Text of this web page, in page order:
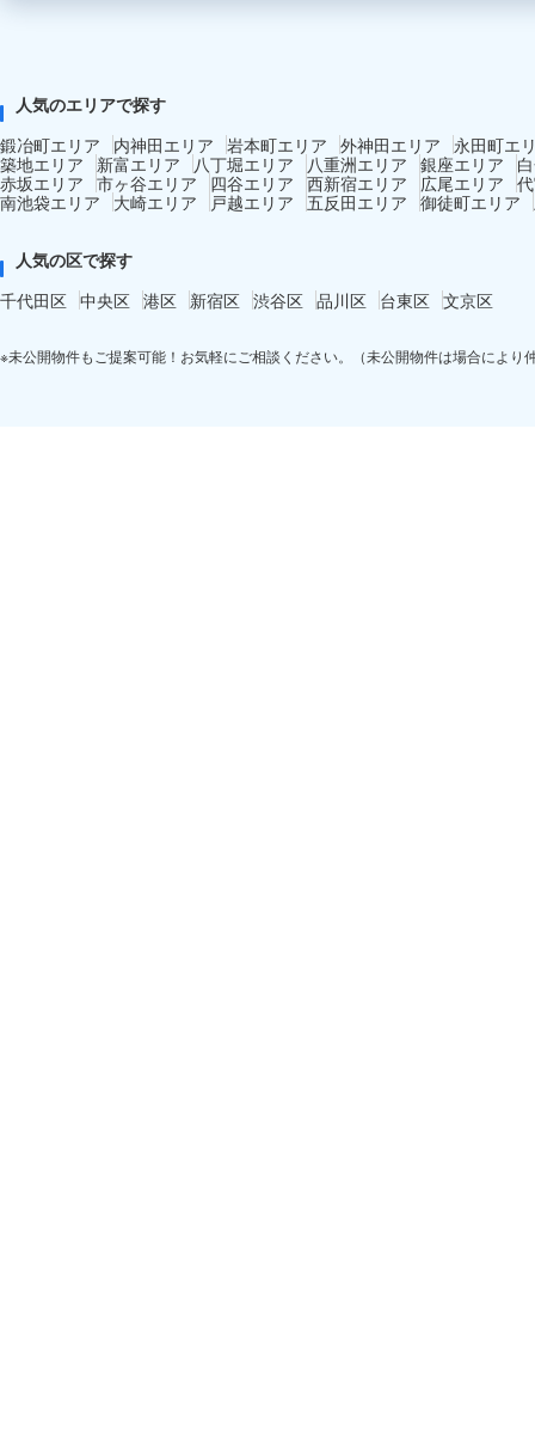
人気のエリアで探す
鍛冶町エリア
内神田エリア 岩本町エリア 外神田エリア
永田町エ
築地エリア
新富エリア 八丁堀エリア 八重洲エリア 銀座エリア
赤坂エリア 市ヶ谷エリア 四谷エリア 西新宿エリア 広尾エリア
南池袋エリア
大崎エリア 戸越エリア 五反田エリア 御徒町エリア
人気の区で探す
千代田区 中央区 港区 新宿区 渋谷区 品川区 台東区 文京区
※未公開物件もご提案可能！お気軽にご相談ください。（未公開物件は場合により